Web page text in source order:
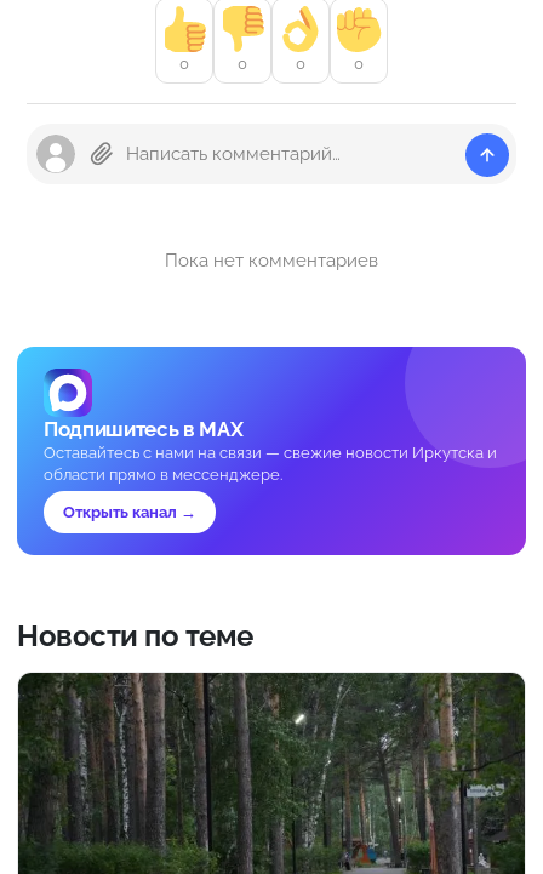
0 0 0 0
Пока нет комментариев
Подпишитесь в MAX
Оставайтесь с нами на связи — свежие новости Иркутска и
области прямо в мессенджере.
Открыть канал →
Новости по теме